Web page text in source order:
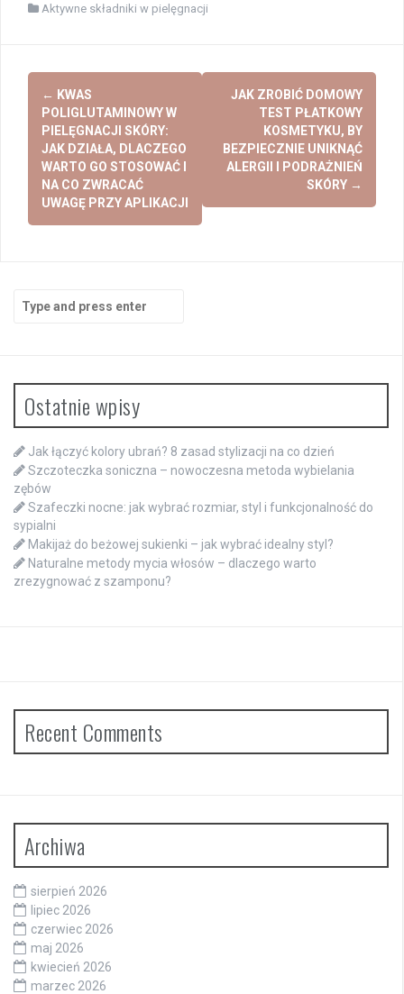
Aktywne składniki w pielęgnacji
Post
navigation
← KWAS
POLIGLUTAMINOWY W
PIELĘGNACJI SKÓRY:
JAK DZIAŁA, DLACZEGO
WARTO GO STOSOWAĆ I
NA CO ZWRACAĆ
UWAGĘ PRZY APLIKACJI
JAK ZROBIĆ DOMOWY
TEST PŁATKOWY
KOSMETYKU, BY
BEZPIECZNIE UNIKNĄĆ
ALERGII I PODRAŻNIEŃ
SKÓRY →
for:
Ostatnie wpisy
Jak łączyć kolory ubrań? 8 zasad stylizacji na co dzień
Szczoteczka soniczna – nowoczesna metoda wybielania
zębów
Szafeczki nocne: jak wybrać rozmiar, styl i funkcjonalność do
sypialni
Makijaż do beżowej sukienki – jak wybrać idealny styl?
Naturalne metody mycia włosów – dlaczego warto
zrezygnować z szamponu?
Recent Comments
Archiwa
sierpień 2026
lipiec 2026
czerwiec 2026
maj 2026
kwiecień 2026
marzec 2026